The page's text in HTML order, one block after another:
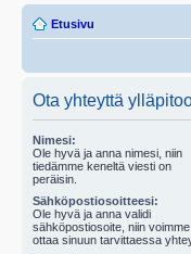
Etusivu
Ota yhteyttä
Nimesi:
Ole hyvä ja anna nimesi, niin
tiedämme keneltä viesti on
peräisin.
Sähköpostiosoitteesi:
Ole hyvä ja anna validi
sähköpostiosoite, niin voimme
ottaa sinuun tarvittaessa